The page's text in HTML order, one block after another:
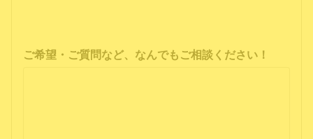
ご希望・ご質問など、なんでもご相談ください！